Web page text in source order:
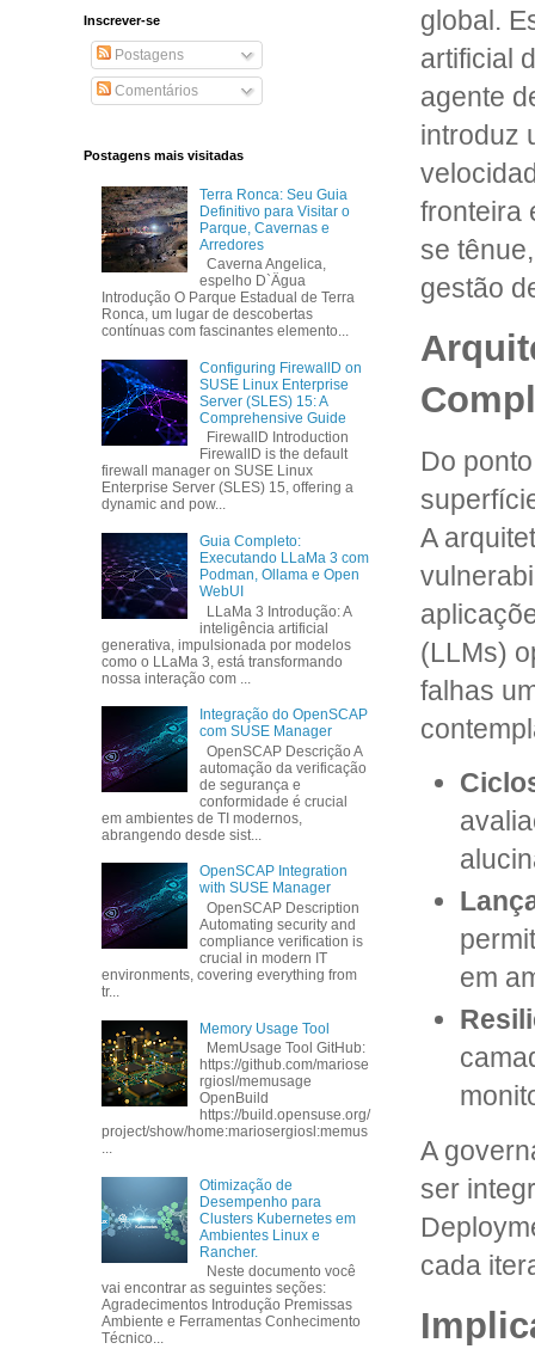
global.
artificial
agente
introduz
fronteira
se
gestão
Do
A
(LLMs)
falhas
em
A
ser
cada
Inscrever-se
Postagens
Comentários
Postagens mais visitadas
Terra Ronca: Seu Guia
Definitivo para Visitar o
Parque, Cavernas e
Arredores
Caverna Angelica,
espelho D`Ägua
Introdução O Parque Estadual de Terra
Ronca, um lugar de descobertas
contínuas com fascinantes elemento...
Configuring FirewallD on
SUSE Linux Enterprise
Server (SLES) 15: A
Comprehensive Guide
FirewallD Introduction
FirewallD is the default
firewall manager on SUSE Linux
Enterprise Server (SLES) 15, offering a
dynamic and pow...
Guia Completo:
Executando LLaMa 3 com
Podman, Ollama e Open
WebUI
LLaMa 3 Introdução: A
inteligência artificial
generativa, impulsionada por modelos
como o LLaMa 3, está transformando
nossa interação com ...
Integração do OpenSCAP
com SUSE Manager
OpenSCAP Descrição A
automação da verificação
de segurança e
conformidade é crucial
em ambientes de TI modernos,
abrangendo desde sist...
OpenSCAP Integration
with SUSE Manager
OpenSCAP Description
Automating security and
compliance verification is
crucial in modern IT
environments, covering everything from
tr...
Memory Usage Tool
MemUsage Tool GitHub:
https://github.com/mariose
rgiosl/memusage
OpenBuild
https://build.opensuse.org/
project/show/home:mariosergiosl:memus
...
Otimização de
Desempenho para
Clusters Kubernetes em
Ambientes Linux e
Rancher.
Neste documento você
vai encontrar as seguintes seções:
Agradecimentos Introdução Premissas
Ambiente e Ferramentas Conhecimento
Técnico...